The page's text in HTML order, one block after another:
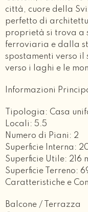
città, cuore della
perfetto di
proprietà si trova a
ferroviaria e dalla
spostamenti verso il
verso i laghi e le
Informazioni
Tipologia: Casa
Locali: 5.5
Numero di Piani: 2
Superficie Interna:
Superficie Utile: 216
Superficie Terreno:
Caratteristiche e
Balcone / Terrazza